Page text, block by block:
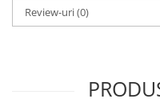
Cuier suspendat
Poate fi rulat si depozitat
Simplu de transportat si
Review-uri(0)